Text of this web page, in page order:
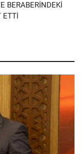
BERABERİNDEKİ
ETTİ